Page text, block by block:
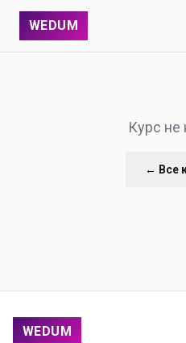
WEDUM
Курс не
← Все
WEDUM